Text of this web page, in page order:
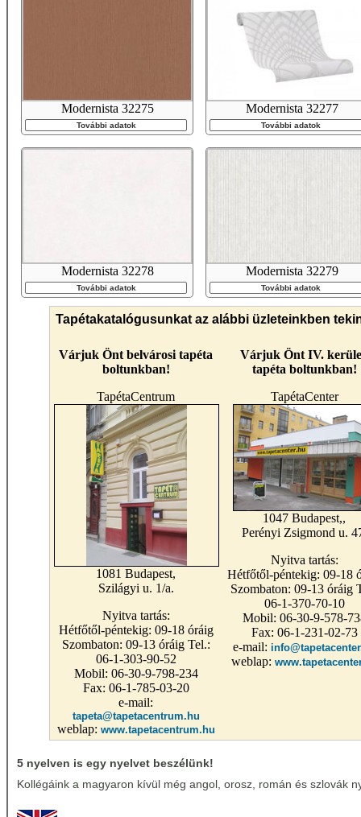
Modernista 32275
További adatok
Modernista 32277
További adatok
Modernista 32278
További adatok
Modernista 32279
További adatok
Tapétakatalógusunkat az alábbi üzleteinkben
Várjuk Önt belvárosi tapéta
boltunkban!
TapétaCentrum
1081 Budapest,
Szilágyi u. 1/a.
Nyitva tartás:
Hétfőtől-péntekig: 09-18 óráig
Szombaton: 09-13 óráig Tel.:
06-1-303-90-52
Mobil: 06-30-9-798-234
Fax: 06-1-785-03-20
e-mail:
tapeta@tapetacentrum.hu
weblap: www.tapetacentrum.hu
Várjuk Önt IV.
tapéta boltunkban!
TapétaCenter
1047 Budapest,,
Perényi Zsigmond u.
Nyitva tartás:
Hétfőtől-péntekig: 09-18
Szombaton: 09-13 óráig
06-1-370-70-10
Mobil: 06-30-9-578-
Fax: 06-1-231-02-73
e-mail:
weblap:
5 nyelven is egy nyelvet beszélünk!
Kollégáink a magyaron kívül még angol, orosz, román és szlovák